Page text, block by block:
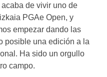
acaba de vivir uno de
PGAe Open, y
empezar dando las
posible una edición a la
Ha sido un orgullo
campo.